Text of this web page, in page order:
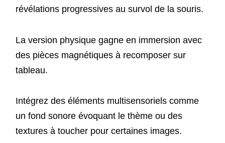
révélations progressives au survol de la souris.
La version physique gagne en immersion avec
des pièces magnétiques à recomposer sur
tableau.
Intégrez des éléments multisensoriels comme
un fond sonore évoquant le thème ou des
textures à toucher pour certaines images.